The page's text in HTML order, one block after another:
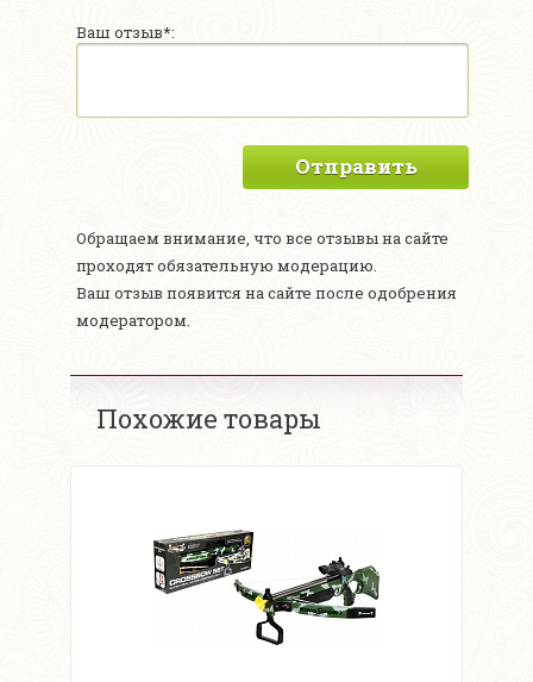
Ваш отзыв*:
Отправить
Обращаем внимание, что все отзывы на сайте
проходят обязательную модерацию.
Ваш отзыв появится на сайте после одобрения
модератором.
Похожие товары